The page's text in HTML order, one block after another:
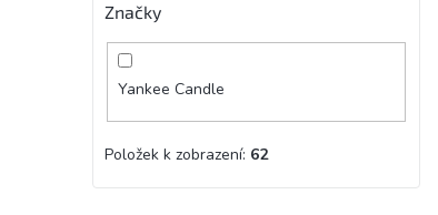
Značky
Yankee Candle
Položek k zobrazení: 62